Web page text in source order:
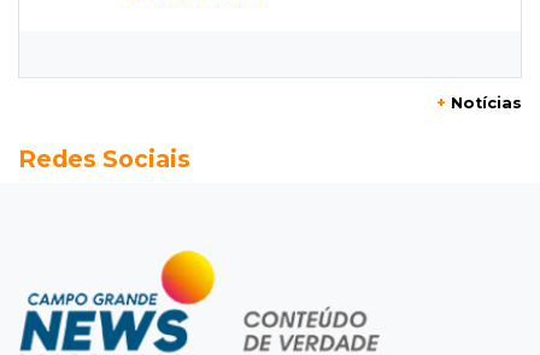
Do 1º prêmio às dívidas, jogadores relatam
Fomento
Com só 1,3% do crédito de inovação da Finep,
indústria de MS pede espaço
+ Notícias
Redes Sociais